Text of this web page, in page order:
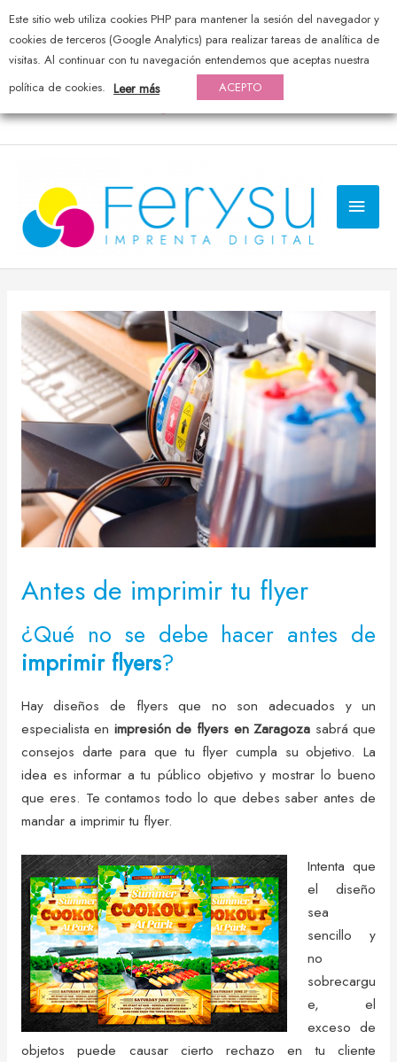
976 44 20 25 — pedidos@ferysu.com
Antes de imprimir tu flyer
¿Qué no se debe hacer antes de
imprimir flyers?
Hay diseños de flyers que no son adecuados y un
especialista en impresión de flyers en Zaragoza sabrá que
consejos darte para que tu flyer cumpla su objetivo. La
idea es informar a tu público objetivo y mostrar lo bueno
que eres. Te contamos todo lo que debes saber antes de
mandar a imprimir tu flyer.
Intenta que
el diseño
sea
sencillo y
no
sobrecargu
e, el
exceso de
objetos puede causar cierto rechazo en tu cliente
Este sitio web utiliza cookies PHP para mantener la sesión del navegador y
cookies de terceros (Google Analytics) para realizar tareas de analítica de
visitas. Al continuar con tu navegación entendemos que aceptas nuestra
política de cookies. Leer más ACEPTO